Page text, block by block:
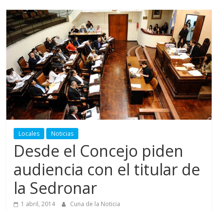
Locales Noticias
Desde el Concejo piden
audiencia con el titular de
la Sedronar
1 abril, 2014 Cuna de la Noticia